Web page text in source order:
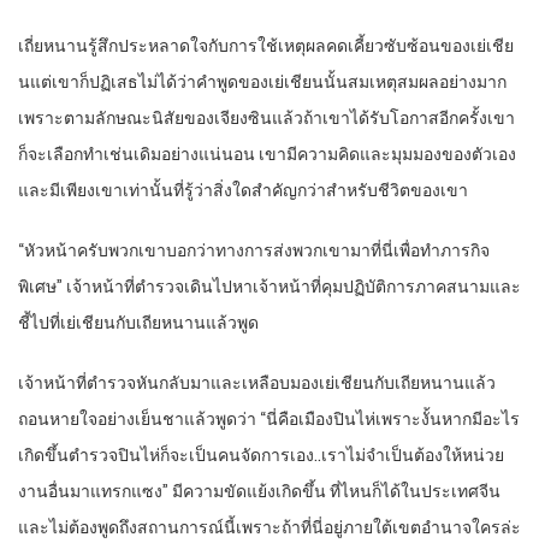
เถี่ยหนานรู้สึกประหลาดใจกับการใช้เหตุผลคดเคี้ยวซับซ้อนของเย่เชีย
นแต่เขาก็ปฏิเสธไม่ได้ว่าคำพูดของเย่เชียนนั้นสมเหตุสมผลอย่างมาก
เพราะตามลักษณะนิสัยของเจียงซินแล้วถ้าเขาได้รับโอกาสอีกครั้งเขา
ก็จะเลือกทำเช่นเดิมอย่างแน่นอน เขามีความคิดและมุมมองของตัวเอง
และมีเพียงเขาเท่านั้นที่รู้ว่าสิ่งใดสำคัญกว่าสำหรับชีวิตของเขา
“หัวหน้าครับพวกเขาบอกว่าทางการส่งพวกเขามาที่นี่เพื่อทำภารกิจ
พิเศษ” เจ้าหน้าที่ตำรวจเดินไปหาเจ้าหน้าที่คุมปฏิบัติการภาคสนามและ
ชี้ไปที่เย่เชียนกับเถียหนานแล้วพูด
เจ้าหน้าที่ตำรวจหันกลับมาและเหลือบมองเย่เชียนกับเถียหนานแล้ว
ถอนหายใจอย่างเย็นชาแล้วพูดว่า “นี่คือเมืองปินไห่เพราะงั้นหากมีอะไร
เกิดขึ้นตำรวจปินไห่ก็จะเป็นคนจัดการเอง..เราไม่จำเป็นต้องให้หน่วย
งานอื่นมาแทรกแซง” มีความขัดแย้งเกิดขึ้น ที่ไหนก็ได้ในประเทศจีน
และไม่ต้องพูดถึงสถานการณ์นี้เพราะถ้าที่นี่อยู่ภายใต้เขตอำนาจใครล่ะ